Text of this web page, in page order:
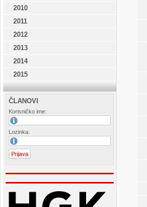
2010
2011
2012
2013
2014
2015
ČLANOVI
Korisničko ime:
Lozinka: